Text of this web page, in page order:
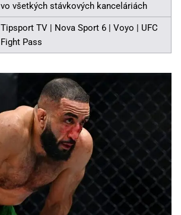
vo všetkých stávkových kanceláriách
Tipsport TV | Nova Sport 6 | Voyo | UFC
Fight Pass